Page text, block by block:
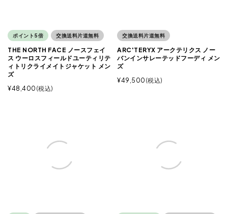
ポイント5倍 交換送料片道無料
THE NORTH FACE ノースフェイ
ス ウーロスフィールドユーティリテ
ィトリクライメイトジャケット メン
ズ
¥48,400 税込
交換送料片道無料
ARC'TERYX アークテリクス ノー
バンインサレーテッドフーディ メン
ズ
¥49,500 税込